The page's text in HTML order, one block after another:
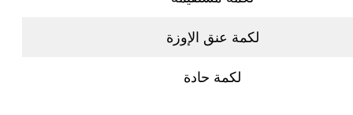
لكمة عنق الإوزة
لكمة حادة